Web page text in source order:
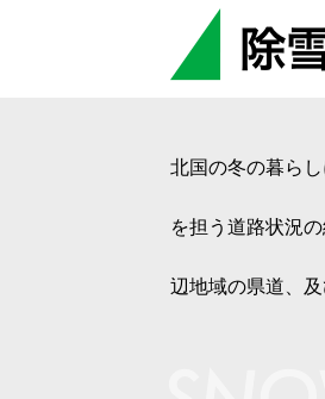
北国の冬の暮ら
を担う道路状況
辺地域の県道、